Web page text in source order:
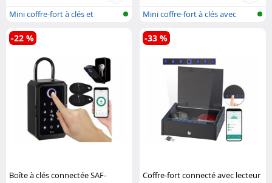
Mini coffre-fort à clés et
passerel..
Mini coffre-fort à clés avec
blueto..
Boîte à clés connectée SAF-
-22 %
Coffre-fort connecté avec lecteur
-33 %